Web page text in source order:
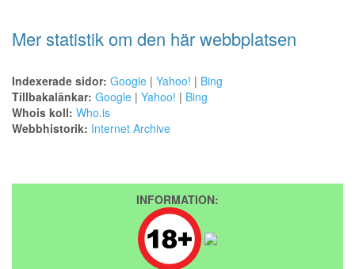
Mer statistik om den här webbplatsen
Indexerade sidor: Google | Yahoo! | Bing
Tillbakalänkar: Google | Yahoo! | Bing
Whois koll: Who.is
Webbhistorik: Internet Archive
INFORMATION: